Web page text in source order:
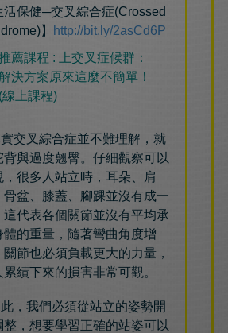
活保健─交叉綜合症(Crossed
】 http://bit.ly/2asCd6P
薦課程 : 上交叉症候群：
決方案原來這麼不簡單！
(線上課程)
交叉綜合症並不難理解，就
背與過度翹臀。仔細觀察可以
，很多人站立時，耳朵、肩
骨盆、膝蓋、腳踝並沒有成一
這代表各個關節並沒有平均承
體的重量，隨著彎曲角度增
關節也必須負載更大的力量，
累績下來的損害非常可觀。
，我們必須從站立的姿勢開
整，想要學習正確的站姿可以